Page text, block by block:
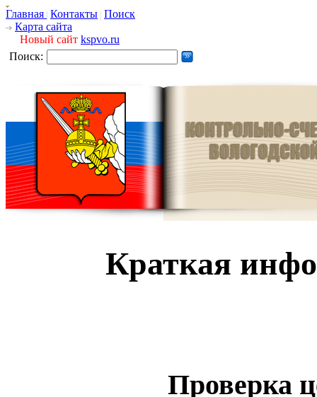
Главная Контакты Поиск
Карта сайта
Новый сайт kspvo.ru
Поиск:
Краткая
Проверка